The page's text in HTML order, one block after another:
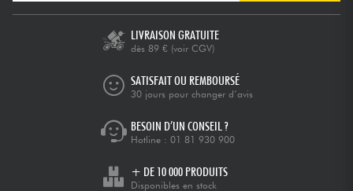
LIVRAISON GRATUITE
dès 89 € (voir CGV)
SATISFAIT OU REMBOURSÉ
30 jours pour changer d’avis
BESOIN D’UN CONSEIL ?
Hotline : 01 81 930 900
+ DE 10 000 PRODUITS
Disponibles en stock